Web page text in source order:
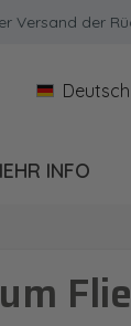
der
Deutsch
INFO